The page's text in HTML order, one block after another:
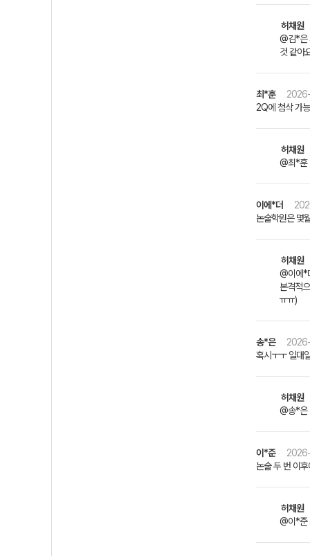
허채원
@김*은
것 같아
최*훈
2Q에 첨삭 가
허채원
@최*훈
이에*더
논술학원은 몇
허채원
@이에*
본격적
ㅠㅠ)
송*은
혹시ㅜㅜ 일대
허채원
@송*은
이*준
논술 두 번 이
허채원
@이*준